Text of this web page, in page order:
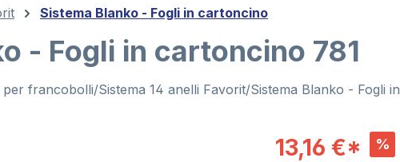
Sistema Blanko - Fogli in cartoncino
- Fogli in cartoncino 781
francobolli/Sistema 14 anelli Favorit/Sistema Blanko - Fogli in
13,16 €* %